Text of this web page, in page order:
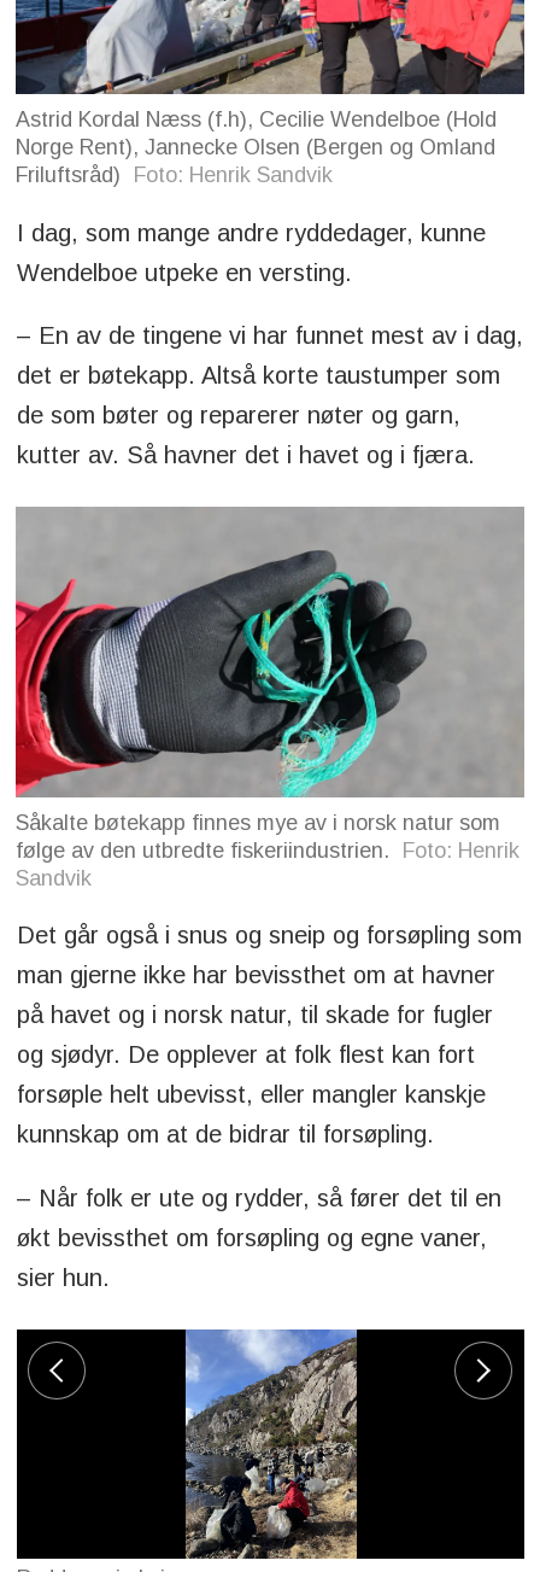
Astrid Kordal Næss (f.h), Cecilie Wendelboe (Hold
Norge Rent), Jannecke Olsen (Bergen og Omland
Friluftsråd)
Foto: Henrik Sandvik
I dag, som mange andre ryddedager, kunne
Wendelboe utpeke en versting.
– En av de tingene vi har funnet mest av i dag,
det er bøtekapp. Altså korte taustumper som
de som bøter og reparerer nøter og garn,
kutter av. Så havner det i havet og i fjæra.
Såkalte bøtekapp finnes mye av i norsk natur som
følge av den utbredte fiskeriindustrien.
Foto: Henrik
Sandvik
Det går også i snus og sneip og forsøpling som
man gjerne ikke har bevissthet om at havner
på havet og i norsk natur, til skade for fugler
og sjødyr. De opplever at folk flest kan fort
forsøple helt ubevisst, eller mangler kanskje
kunnskap om at de bidrar til forsøpling.
– Når folk er ute og rydder, så fører det til en
økt bevissthet om forsøpling og egne vaner,
sier hun.